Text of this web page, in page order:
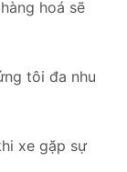
hoá sẽ
tôi đa nhu
xe gặp sự